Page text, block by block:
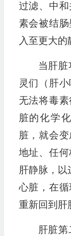
过滤、中
素会被结
入至更大的
当肝
灵们（肝
无法将毒
脏的化学
脏，就会
地址、任
肝静脉，以
心脏，在
重新回到肝
肝脏